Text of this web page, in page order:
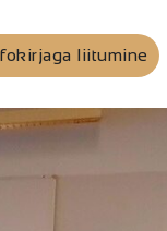
liitumine